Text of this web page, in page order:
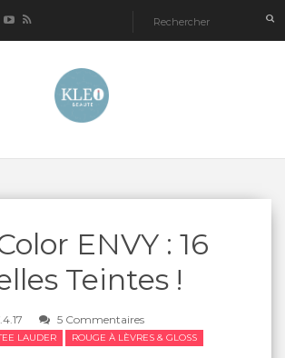
ENVY : 16
Teintes !
5 Commentaires
LAUDER ROUGE À LÈVRES & GLOSS